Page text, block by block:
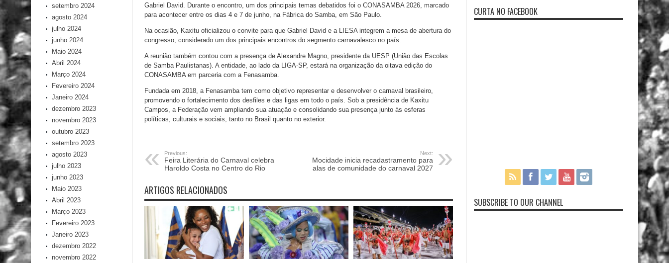
Gabriel David. Durante o encontro, um dos principais temas debatidos foi o CONASAMBA 2026, marcado
para acontecer entre os dias 4 e 7 de junho, na Fábrica do Samba, em São Paulo.
Na ocasião, Kaxitu oficializou o convite para que Gabriel David e a LIESA integrem a mesa de abertura do
congresso, considerado um dos principais encontros do segmento carnavalesco no país.
A reunião também contou com a presença de Alexandre Magno, presidente da UESP (União das Escolas
de Samba Paulistanas). A entidade, ao lado da LIGA-SP, estará na organização da oitava edição do
CONASAMBA em parceria com a Fenasamba.
Fundada em 2018, a Fenasamba tem como objetivo representar e desenvolver o carnaval brasileiro,
promovendo o fortalecimento dos desfiles e das ligas em todo o país. Sob a presidência de Kaxitu
Campos, a Federação vem ampliando sua atuação e consolidando sua presença junto às esferas
políticas, culturais e sociais, tanto no Brasil quanto no exterior.
Previous:
Feira Literária do Carnaval celebra
Haroldo Costa no Centro do Rio
Next:
Mocidade inicia recadastramento para
alas de comunidade do carnaval 2027
ARTIGOS RELACIONADOS
setembro 2024
agosto 2024
julho 2024
junho 2024
Maio 2024
Abril 2024
Março 2024
Fevereiro 2024
Janeiro 2024
dezembro 2023
novembro 2023
outubro 2023
setembro 2023
agosto 2023
julho 2023
junho 2023
Maio 2023
Abril 2023
Março 2023
Fevereiro 2023
Janeiro 2023
dezembro 2022
novembro 2022
CURTA NO FACEBOOK
SUBSCRIBE TO OUR CHANNEL